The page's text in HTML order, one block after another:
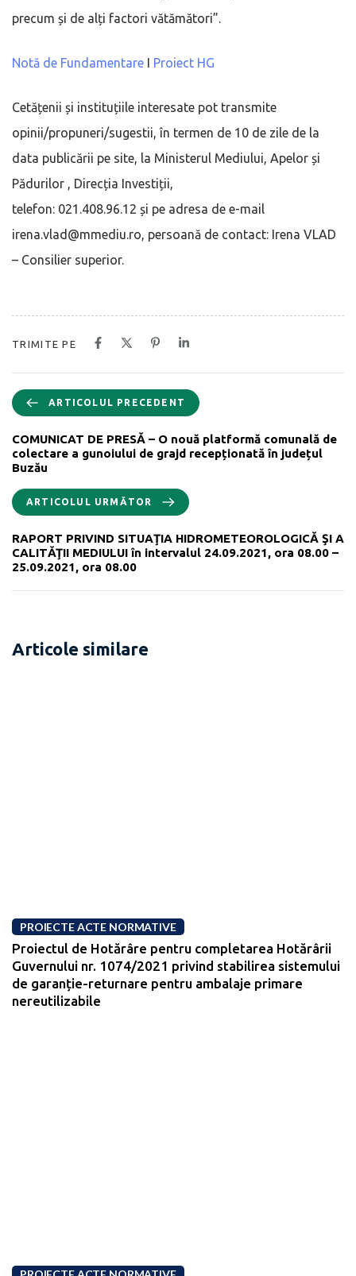
precum și de alți factori vătămători”.
Notă de Fundamentare I Proiect HG
Cetățenii și instituțiile interesate pot transmite
opinii/propuneri/sugestii, în termen de 10 de zile de la
data publicării pe site, la Ministerul Mediului, Apelor și
Pădurilor , Direcția Investiții,
telefon: 021.408.96.12 și pe adresa de e-mail
irena.vlad@mmediu.ro, persoană de contact: Irena VLAD
– Consilier superior.
TRIMITE PE
ARTICOLUL PRECEDENT
COMUNICAT DE PRESĂ – O nouă platformă comunală de
colectare a gunoiului de grajd recepționată în județul
Buzău
ARTICOLUL URMĂTOR
RAPORT PRIVIND SITUAŢIA HIDROMETEOROLOGICĂ ŞI A
CALITĂŢII MEDIULUI în intervalul 24.09.2021, ora 08.00 –
25.09.2021, ora 08.00
Articole similare
PROIECTE ACTE NORMATIVE
Proiectul de Hotărâre pentru completarea Hotărârii
Guvernului nr. 1074/2021 privind stabilirea sistemului
de garanție-returnare pentru ambalaje primare
nereutilizabile